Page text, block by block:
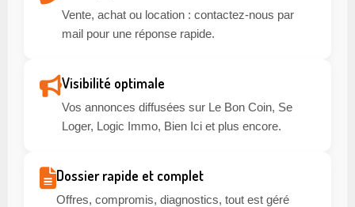
Vente, achat ou location : contactez-nous par
mail pour une réponse rapide.
Visibilité optimale
Vos annonces diffusées sur Le Bon Coin, Se
Loger, Logic Immo, Bien Ici et plus encore.
Dossier rapide et complet
Offres, compromis, diagnostics, tout est géré